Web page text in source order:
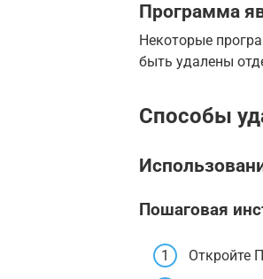
Программа
Некоторые
быть удалены
Способы
Пошаговая
Откройте